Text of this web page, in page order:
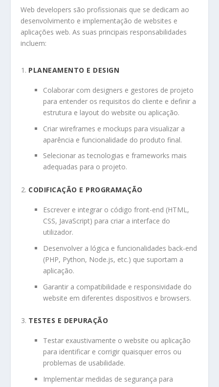
Web developers são profissionais que se dedicam ao
desenvolvimento e implementação de websites e
aplicações web. As suas principais responsabilidades
incluem:
PLANEAMENTO E DESIGN
Colaborar com designers e gestores de projeto
para entender os requisitos do cliente e definir a
estrutura e layout do website ou aplicação.
Criar wireframes e mockups para visualizar a
aparência e funcionalidade do produto final.
Selecionar as tecnologias e frameworks mais
adequadas para o projeto.
CODIFICAÇÃO E PROGRAMAÇÃO
Escrever e integrar o código front-end (HTML,
CSS, JavaScript) para criar a interface do
utilizador.
Desenvolver a lógica e funcionalidades back-end
(PHP, Python, Node.js, etc.) que suportam a
aplicação.
Garantir a compatibilidade e responsividade do
website em diferentes dispositivos e browsers.
TESTES E DEPURAÇÃO
Testar exaustivamente o website ou aplicação
para identificar e corrigir quaisquer erros ou
problemas de usabilidade.
Implementar medidas de segurança para